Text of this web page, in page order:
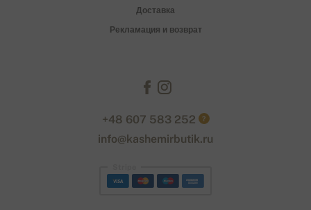
Доставка
Рекламация и возврат
+48 607 583 252 ?
info@kashemirbutik.ru